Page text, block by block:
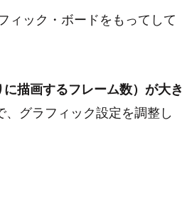
ィック・ボードをもってして
描画するフレーム数）が大き
、グラフィック設定を調整し